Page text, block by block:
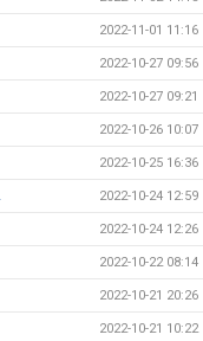
2022-11-01 11:16
2022-10-27 09:56
2022-10-27 09:21
2022-10-26 10:07
2022-10-25 16:36
2022-10-24 12:59
2022-10-24 12:26
2022-10-22 08:14
2022-10-21 20:26
2022-10-21 10:22